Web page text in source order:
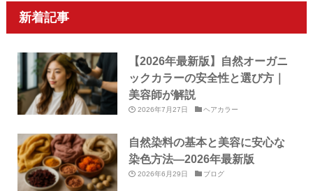
新着記事
【2026年最新版】自然オーガニ
ックカラーの安全性と選び方｜
美容師が解説
2026年7月27日 ヘアカラー
自然染料の基本と美容に安心な
染色方法—2026年最新版
2026年6月29日 ブログ